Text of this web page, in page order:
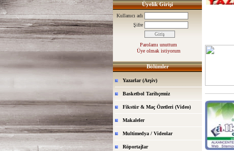
Üyelik Girişi
Kullanıcı adı
Şifre
Parolamı unuttum
Üye olmak istiyorum
Bölümler
Yazarlar (Arşiv)
Basketbol Tarihçemiz
Fikstür & Maç Özetleri (Video)
Makaleler
Multimedya / Videolar
Röportajlar